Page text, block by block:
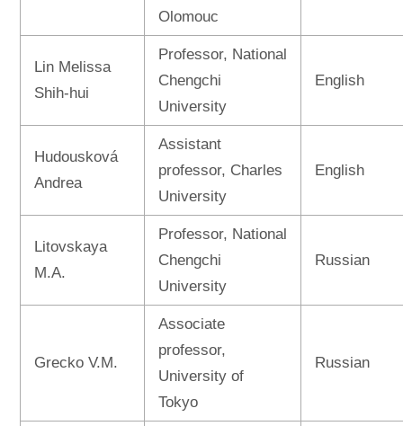
Olomouc
Lin Melissa
Shih-hui
Professor, National
Chengchi
University
English
Hudousková
Andrea
Assistant
professor, Charles
University
English
Litovskaya
M.A.
Professor, National
Chengchi
University
Russian
Grecko V.M.
Associate
professor,
University of
Tokyo
Russian